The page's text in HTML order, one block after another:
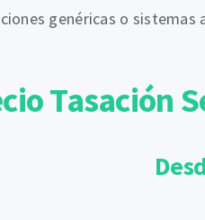
genéricas o
Tasación